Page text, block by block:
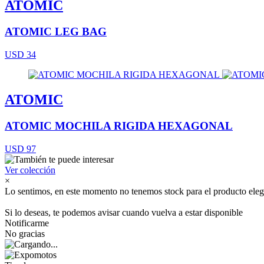
ATOMIC
ATOMIC LEG BAG
USD 34
ATOMIC
ATOMIC MOCHILA RIGIDA HEXAGONAL
USD 97
Ver colección
×
Lo sentimos, en este momento no tenemos stock para el producto
Si lo deseas, te podemos avisar cuando vuelva a estar disponible
Notificarme
No gracias